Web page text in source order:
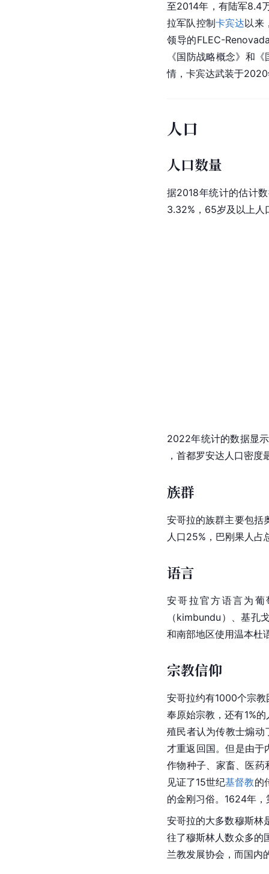
军事
安哥拉武装力量（简称
拉军队控制
《国防战略概念》和
2022年统计的数据显
族群
安哥拉的族群主要包
人口25%，巴刚果人占
语言
安哥拉官方语言为
（kimbundu）、基孔
和南部地区使用温本杜
宗教信仰
安哥拉约有1000个宗
奉原始宗教，还有1%
殖民者认为传教士煽
才重返回国。但是由于